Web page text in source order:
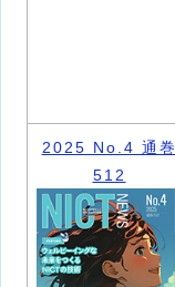
2025 No.4 通巻
512